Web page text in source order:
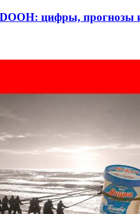
цифры, прогнозы